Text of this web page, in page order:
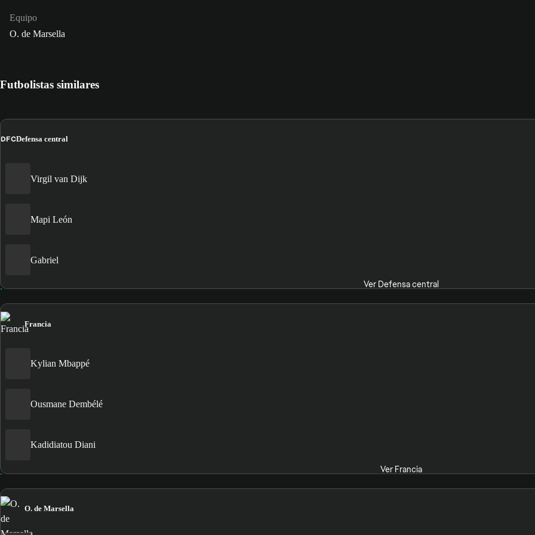
Equipo
O. de Marsella
Futbolistas similares
DFCDefensa central
Virgil van Dijk
Mapi León
Gabriel
Ver Defensa central
Francia
Kylian Mbappé
Ousmane Dembélé
Kadidiatou Diani
Ver Francia
O. de Marsella